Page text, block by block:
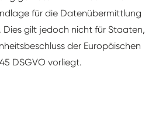
für die Datenübermittlung
Dies gilt jedoch nicht für Staaten,
der Europäischen
DSGVO vorliegt.